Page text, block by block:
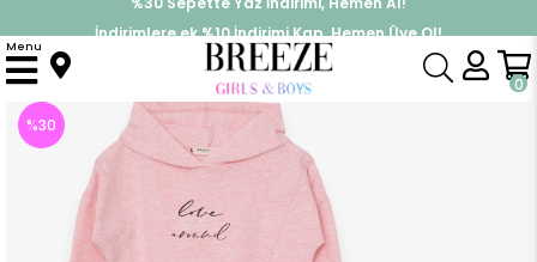
%30 Sepette Yaz İndirimi, Hemen Al!
İndirimlere ek %10 İndirimi Kap, Hemen Üye Ol!
0
Menu
Anasayfa Takımlar Eşofman Takımı Kız Çocuk Eşofman Takımıı Baskılı Somon Melanj (9 Yaş)
%30